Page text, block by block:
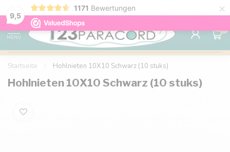
9,5
1171 Bewertungen ×
Kostenlose Lieferung nach Hause ab 150 €
MENU
0
Startseite Hohlnieten 10X10 Schwarz (10 stuks)
Hohlnieten 10X10 Schwarz (10 stuks)